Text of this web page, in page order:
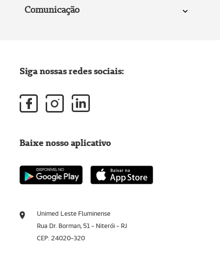
Comunicação
Unimed Leste Fluminense
Rua Dr. Borman, 51 - Niterói - RJ
CEP: 24020-320
Siga nossas redes sociais:
Baixe nosso aplicativo